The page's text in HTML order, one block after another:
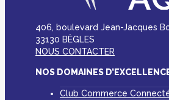
406, boulevard Jean-Jacques
33130 BÈGLES
NOUS CONTACTER
NOS DOMAINES
Club Commerce